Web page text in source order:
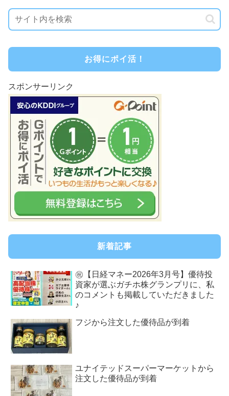
お得にポイ活！
スポンサーリンク
新着記事
㊗【日経マネー2026年3月号】優待投
資家が選ぶガチホ株グランプリに、私
のコメントも掲載していただきました
♪
フジから注文した優待品が到着
ユナイテッドスーパーマーケットから
注文した優待品が到着